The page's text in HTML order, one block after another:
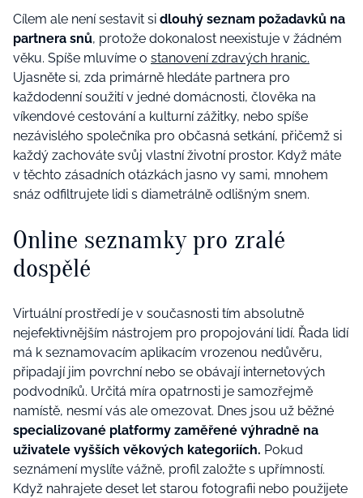
Cílem ale není sestavit si dlouhý seznam požadavků na
partnera snů, protože dokonalost neexistuje v žádném
věku. Spíše mluvíme o stanovení zdravých hranic.
Ujasněte si, zda primárně hledáte partnera pro
každodenní soužití v jedné domácnosti, člověka na
víkendové cestování a kulturní zážitky, nebo spíše
nezávislého společníka pro občasná setkání, přičemž si
každý zachováte svůj vlastní životní prostor. Když máte
v těchto zásadních otázkách jasno vy sami, mnohem
snáz odfiltrujete lidi s diametrálně odlišným snem.
Online seznamky pro zralé
dospělé
Virtuální prostředí je v současnosti tím absolutně
nejefektivnějším nástrojem pro propojování lidí. Řada lidí
má k seznamovacím aplikacím vrozenou nedůvěru,
připadají jim povrchní nebo se obávají internetových
podvodníků. Určitá míra opatrnosti je samozřejmě
namístě, nesmí vás ale omezovat. Dnes jsou už běžné
specializované platformy zaměřené výhradně na
uživatele vyšších věkových kategoriích. Pokud
seznámení myslíte vážně, profil založte s upřímností.
Když nahrajete deset let starou fotografii nebo použijete